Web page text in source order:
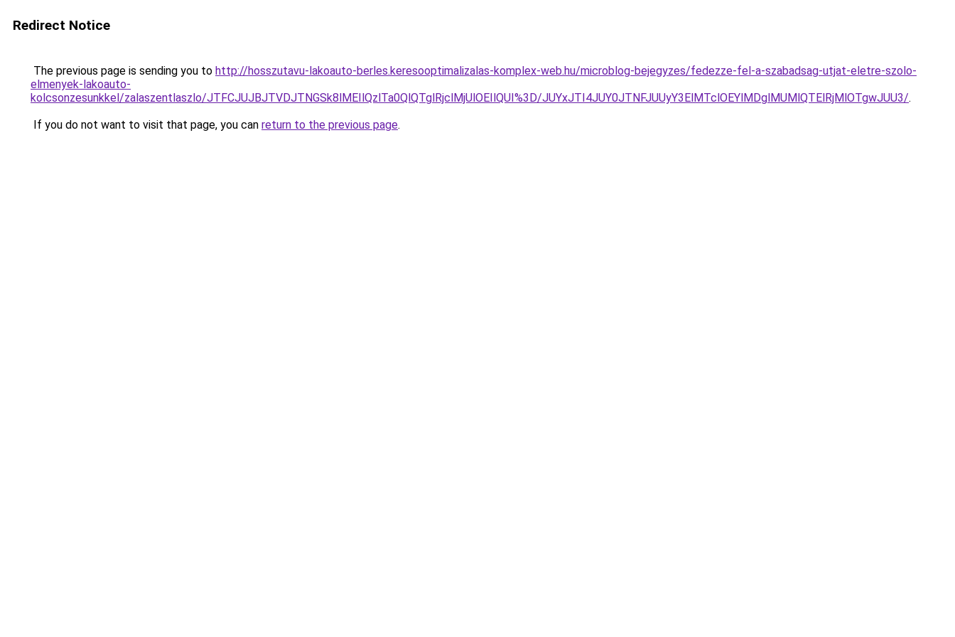
Redirect Notice
The previous page is sending you to http://hosszutavu-lakoauto-berles.keresooptimalizalas-komplex-web.hu/microblog-bejegyzes/fedezze-fel-a-szabadsag-utjat-eletre-szolo-
elmenyek-lakoauto-
kolcsonzesunkkel/zalaszentlaszlo/JTFCJUJBJTVDJTNGSk8lMEIlQzlTa0QlQTglRjclMjUlOEIlQUI%3D/JUYxJTI4JUY0JTNFJUUyY3ElMTclOEYlMDglMUMlQTElRjMlOTgwJUU3/.
If you do not want to visit that page, you can return to the previous page.